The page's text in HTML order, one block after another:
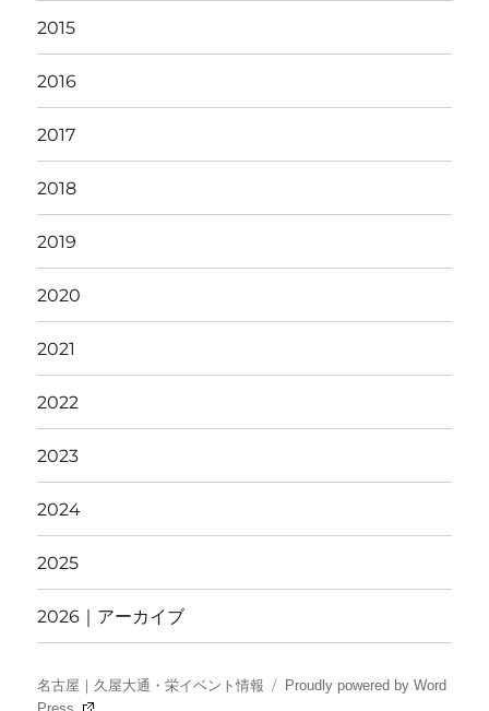
2015
2016
2017
2018
2019
2020
2021
2022
2023
2024
2025
2026｜アーカイブ
名古屋｜久屋大通・栄イベント情報
Proudly powered by Word